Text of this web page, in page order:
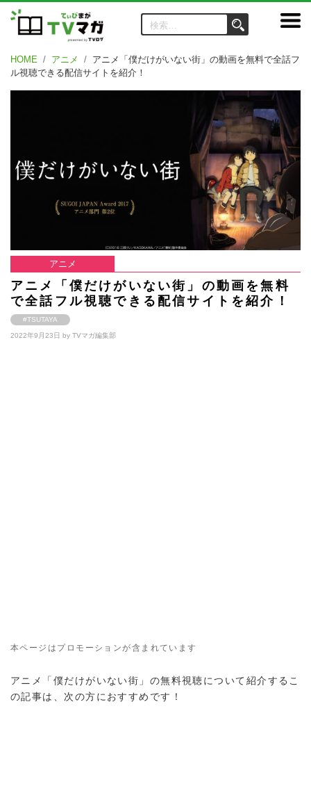
HOME アニメ
アニメ「僕だけがいない街」の動画を無料で全話フ
ル視聴できる配信サイトを紹介！
アニメ
アニメ「僕だけがいない街」の動画を無料
で全話フル視聴できる配信サイトを紹介！
#TSUTAYA
2022年9月23日 by TVマガ編集部
本ページはプロモーションが含まれています
アニメ「僕だけがいない街」の無料視聴について紹介するこ
の記事は、次の方におすすめです！